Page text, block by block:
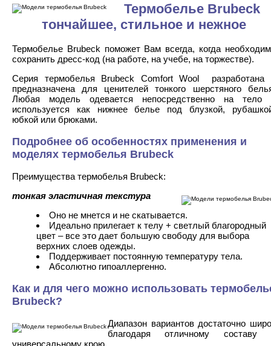
Термобелье Brubeck
тончайшее, стильное и нежное
Термобелье Brubeck поможет Вам всегда, когда
сохранить дресс-код (на работе, на учебе, на торжестве).
Серия термобелья Brubeck Comfort Wool разработана
предназначена для ценителей тонкого шерстяного
Любая модель одевается непосредственно на тело
используется как нижнее белье под блузкой,
юбкой или брюками.
Подробнее об особенностях применения и
моделях термобелья Brubeck
Преимущества термобелья Brubeck:
тонкая эластичная текстура
Оно не мнется и не скатывается.
Идеально прилегает к телу + светлый благородный
цвет – все это дает большую свободу для выбора
верхних слоев одежды.
Поддерживает постоянную температуру тела.
Абсолютно гипоаллергенно.
Как и для чего можно использовать
Brubeck?
Диапазон вариантов достаточно
благодаря отличному составу